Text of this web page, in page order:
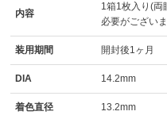
内容
1箱1枚入り(両
必要がござい
装用期間 開封後1ヶ月
DIA 14.2mm
着色直径 13.2mm